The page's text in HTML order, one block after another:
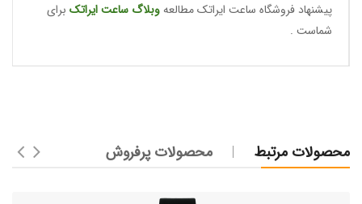
پیشنهاد فروشگاه ساعت ایراتک مطالعهوبلاگ ساعتایراتک برای
شماست .
محصولات مرتبط محصولات پرفروش